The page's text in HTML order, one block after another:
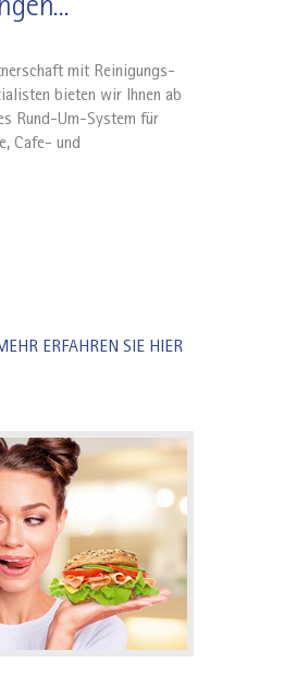
mit Reinigungs-
bieten wir Ihnen ab
Rund-Um-System für
Cafe- und
ERFAHREN SIE HIER